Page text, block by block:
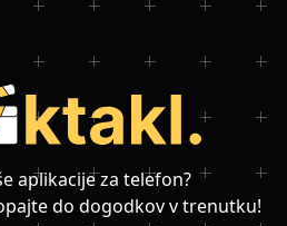
aplikacije za telefon?
do dogodkov v trenutku!